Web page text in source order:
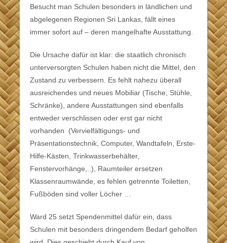
Besucht man Schulen besonders in ländlichen und
abgelegenen Regionen Sri Lankas, fällt eines
immer sofort auf – deren mangelhafte Ausstattung.
Die Ursache dafür ist klar: die staatlich chronisch
unterversorgten Schulen haben nicht die Mittel, den
Zustand zu verbessern. Es fehlt nahezu überall
ausreichendes und neues Mobiliar (Tische, Stühle,
Schränke), andere Ausstattungen sind ebenfalls
entweder verschlissen oder erst gar nicht
vorhanden (Vervielfältigungs- und
Präsentationstechnik, Computer, Wandtafeln, Erste-
Hilfe-Kästen, Trinkwasserbehälter,
Fenstervorhänge,..), Raumteiler ersetzen
Klassenraumwände, es fehlen getrennte Toiletten,
Fußböden sind voller Löcher …
Ward 25 setzt Spendenmittel dafür ein, dass
Schulen mit besonders dringendem Bedarf geholfen